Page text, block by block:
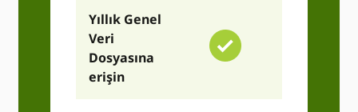
Yıllık Genel
Veri
Dosyasına
erişin